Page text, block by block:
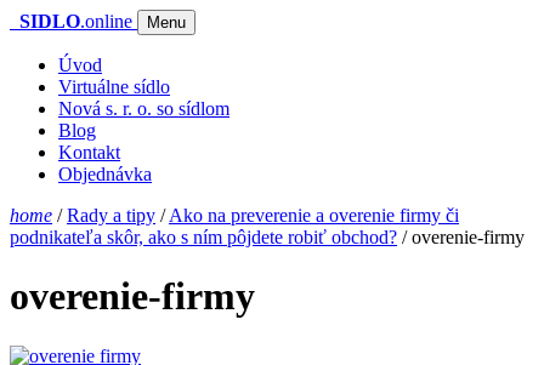
SIDLO.online Menu
Úvod
Virtuálne sídlo
Nová s. r. o. so sídlom
Blog
Kontakt
Objednávka
home /Rady a tipy /Ako na preverenie a overenie firmy či
podnikateľa skôr, ako s ním pôjdete robiť obchod? /overenie-firmy
overenie-firmy